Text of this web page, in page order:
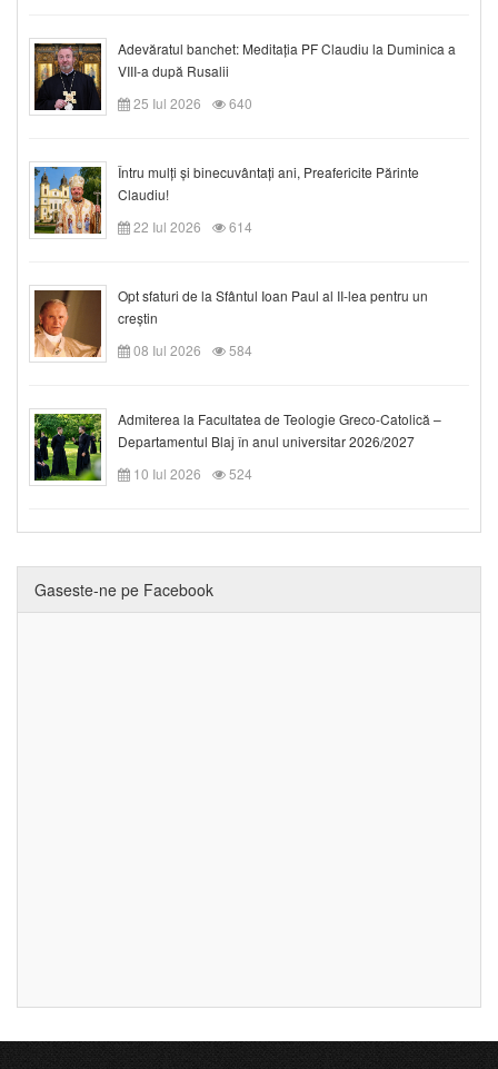
Adevăratul banchet: Meditația PF Claudiu la Duminica a
VIII-a după Rusalii
25 Iul 2026
640
Întru mulți și binecuvântați ani, Preafericite Părinte
Claudiu!
22 Iul 2026
614
Opt sfaturi de la Sfântul Ioan Paul al II-lea pentru un
creștin
08 Iul 2026
584
Admiterea la Facultatea de Teologie Greco-Catolică –
Departamentul Blaj în anul universitar 2026/2027
10 Iul 2026
524
Gaseste-ne pe Facebook